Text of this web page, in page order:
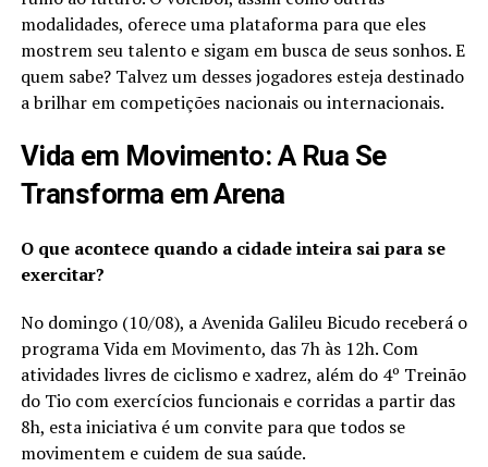
modalidades, oferece uma plataforma para que eles
mostrem seu talento e sigam em busca de seus sonhos. E
quem sabe? Talvez um desses jogadores esteja destinado
a brilhar em competições nacionais ou internacionais.
Vida em Movimento: A Rua Se
Transforma em Arena
O que acontece quando a cidade inteira sai para se
exercitar?
No domingo (10/08), a Avenida Galileu Bicudo receberá o
programa Vida em Movimento, das 7h às 12h. Com
atividades livres de ciclismo e xadrez, além do 4º Treinão
do Tio com exercícios funcionais e corridas a partir das
8h, esta iniciativa é um convite para que todos se
movimentem e cuidem de sua saúde.